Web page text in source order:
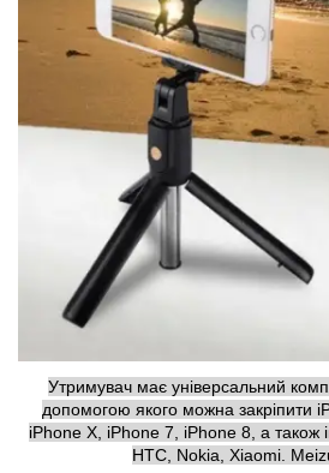
Утримувач має універсальний
допомогою якого можна закріпити
iPhone X, iPhone 7, iPhone 8, а також
HTC, Nokia, Xiaomi.